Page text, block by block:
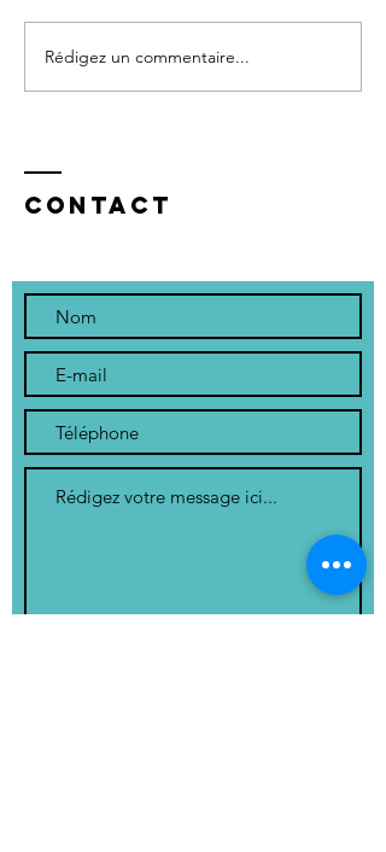
Le 10 Mai 2026
Rédigez un commentaire...
Contact